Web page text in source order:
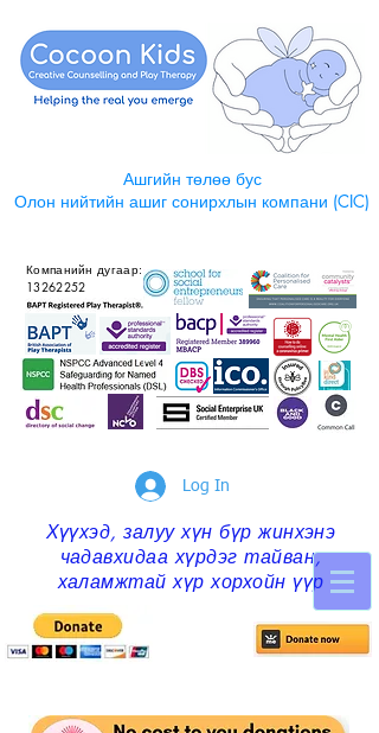
Ашгийн төлөө бус
Олон нийтийн ашиг сонирхлын компани (CIC)
Компанийн дугаар:
13262252
Log In
Хүүхэд, залуу хүн бүр жинхэнэ
чадавхидаа хүрдэг тайван,
халамжтай хүр хорхойн үүр